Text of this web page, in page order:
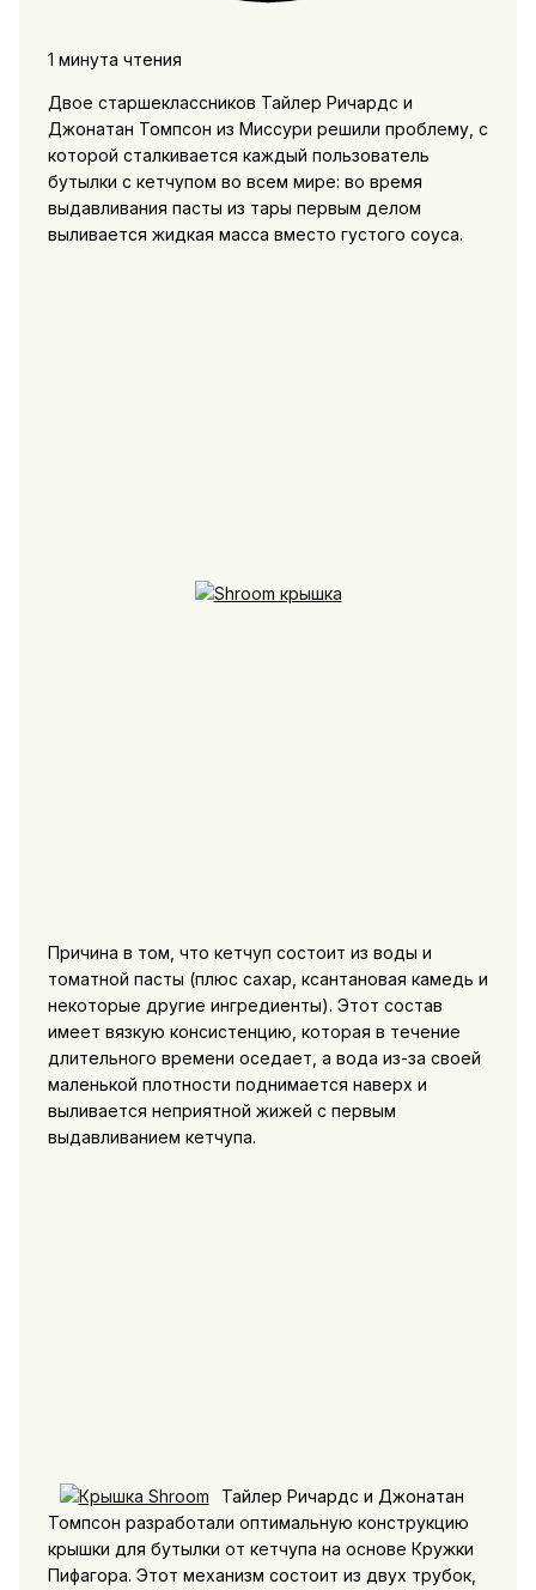
1 минута чтения
Двое старшеклассников Тайлер Ричардс и
Джонатан Томпсон из Миссури решили проблему, с
которой сталкивается каждый пользователь
бутылки с кетчупом во всем мире: во время
выдавливания пасты из тары первым делом
выливается жидкая масса вместо густого соуса.
Причина в том, что кетчуп состоит из воды и
томатной пасты (плюс сахар, ксантановая камедь и
некоторые другие ингредиенты). Этот состав
имеет вязкую консистенцию, которая в течение
длительного времени оседает, а вода из-за своей
маленькой плотности поднимается наверх и
выливается неприятной жижей с первым
выдавливанием кетчупа.
Тайлер Ричардс и Джонатан
Томпсон разработали оптимальную конструкцию
крышки для бутылки от кетчупа на основе Кружки
Пифагора. Этот механизм состоит из двух трубок,